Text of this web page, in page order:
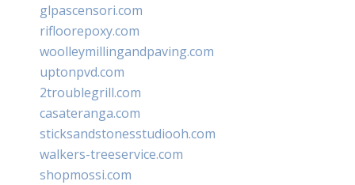
glpascensori.com
rifloorepoxy.com
woolleymillingandpaving.com
uptonpvd.com
2troublegrill.com
casateranga.com
sticksandstonesstudiooh.com
walkers-treeservice.com
shopmossi.com